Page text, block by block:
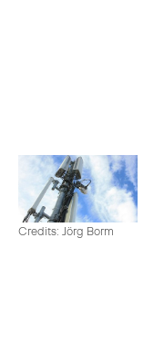
Credits: Jörg Borm